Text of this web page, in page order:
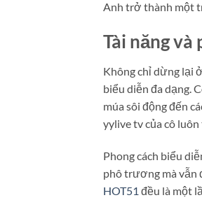
Anh trở thành một
Tài năng
Không chỉ dừng lại
biểu diễn đa dạng.
múa sôi động đến
yylive tv của cô
Phong cách biểu
phô trương mà vẫn
HOT51 đều là một